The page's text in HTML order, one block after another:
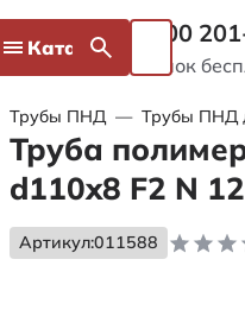
Каталог 8 800
Звонок
Трубы ПНД — Трубы ПНД
Труба
d110x8 F2 N
Артикул:011588